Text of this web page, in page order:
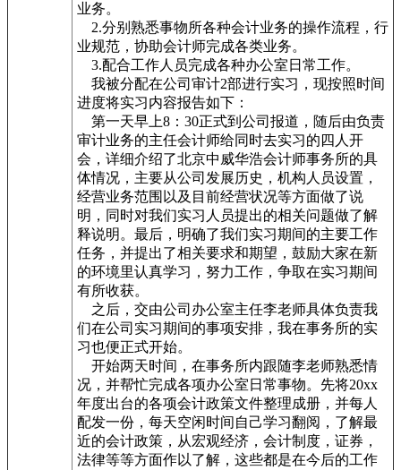
业务。
2.分别熟悉事物所各种会计业务的操作流程，行
业规范，协助会计师完成各类业务。
3.配合工作人员完成各种办公室日常工作。
我被分配在公司审计2部进行实习，现按照时间
进度将实习内容报告如下：
第一天早上8：30正式到公司报道，随后由负责
审计业务的主任会计师给同时去实习的四人开
会，详细介绍了北京中威华浩会计师事务所的具
体情况，主要从公司发展历史，机构人员设置，
经营业务范围以及目前经营状况等方面做了说
明，同时对我们实习人员提出的相关问题做了解
释说明。最后，明确了我们实习期间的主要工作
任务，并提出了相关要求和期望，鼓励大家在新
的环境里认真学习，努力工作，争取在实习期间
有所收获。
之后，交由公司办公室主任李老师具体负责我
们在公司实习期间的事项安排，我在事务所的实
习也便正式开始。
开始两天时间，在事务所内跟随李老师熟悉情
况，并帮忙完成各项办公室日常事物。先将20xx
年度出台的各项会计政策文件整理成册，并每人
配发一份，每天空闲时间自己学习翻阅，了解最
近的会计政策，从宏观经济，会计制度，证券，
法律等等方面作以了解，这些都是在今后的工作